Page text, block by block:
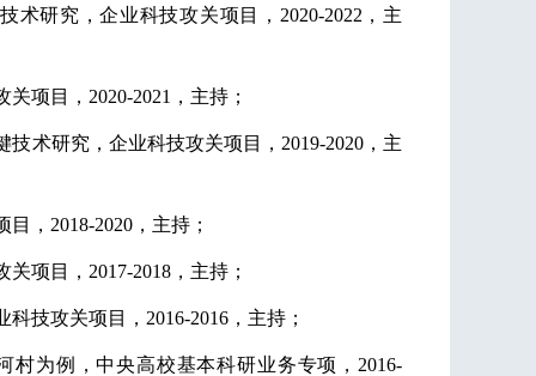
术研究，企业科技攻关项目，2020-2022，主
项目， 2020-2021，主持；
术研究，企业科技攻关项目， 2019-2020，主
目， 2018-2020，主持；
项目，2017-2018，主持；
技攻关项目， 2016-2016，主持；
为例，中央高校基本科研业务专项，2016-